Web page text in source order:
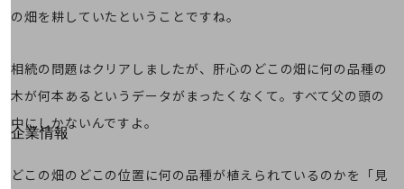
新規会員登録/ログインはこちら
別ウィンドウで開きます
企業情報
会社案内
の畑を耕していたということですね。
相続の問題はクリアしましたが、肝心のどこの畑に何の品種の
木が何本あるというデータがまったくなくて。すべて父の頭の
中にしかないんですよ。
どこの畑のどこの位置に何の品種が植えられているのかを「見